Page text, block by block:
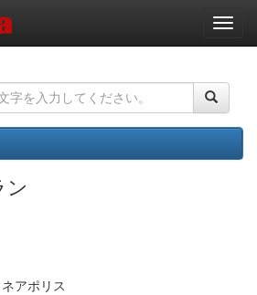
ナ
ビ
ー
ョ
ン
ン
アポリス